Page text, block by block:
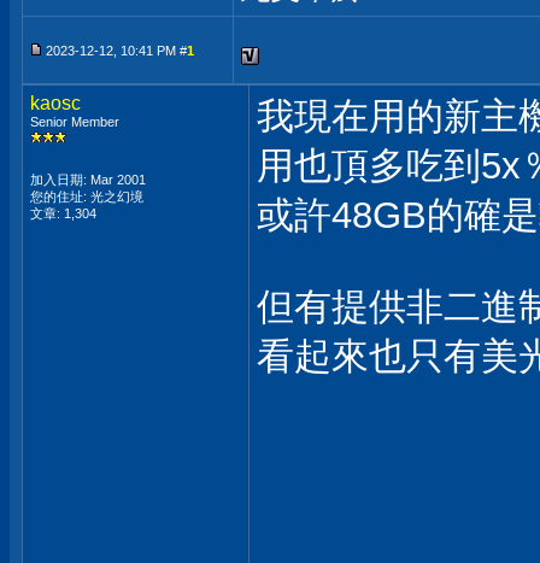
2023-12-12, 10:41 PM #1
kaosc
Senior Member
加入日期: Mar 2001
您的住址: 光之幻境
文章: 1,304
我現在用的新主
用也頂多吃到5x
或許48GB的確
但有提供非二進
看起來也只有美